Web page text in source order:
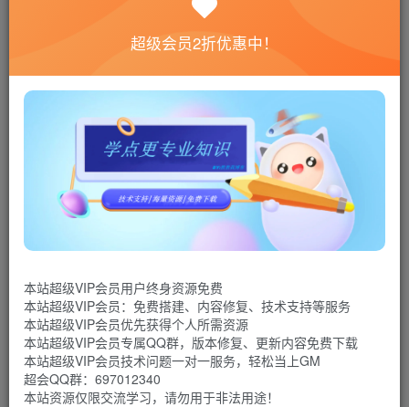
联网教程： 内附教程
单机教程： 内附教程
不懂的话联系客服！！！
葵花睡眠是一款改善睡眠、调节情绪、缓解焦虑与压力
的助眠App。放松减压释放工作和生活压力。帮助改善专注
度，提升工作学习效率，带来清晰的思维意识，已去除广
软件截图
超级会员2折优惠中！
本站超级VIP会员用户终身资源免费
本站超级VIP会员：免费搭建、内容修复、技术支持等服务
本站超级VIP会员优先获得个人所需资源
本站超级VIP会员专属QQ群，版本修复、更新内容免费下载
本站超级VIP会员技术问题一对一服务，轻松当上GM
超会QQ群：697012340
本站资源仅限交流学习，请勿用于非法用途！